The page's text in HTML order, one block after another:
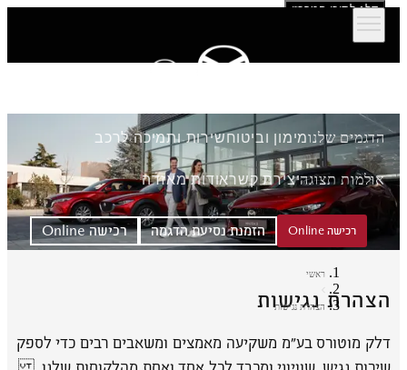
דלג לתוכן המרכזי
הדגמים שלנומימון וביטוחשירות ותמיכה לרכב
אולמות תצוגהיצירת קשראודות מאזדה
רכישה Online הזמנת נסיעת הדגמה רכישה Online
ראשי
הצהרת נגישות
הצהרת נגישות
דלק מוטורס בע"מ משקיעה מאמצים ומשאבים רבים כדי לספק